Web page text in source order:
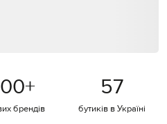
+
брендів
57
бутиків в Україні